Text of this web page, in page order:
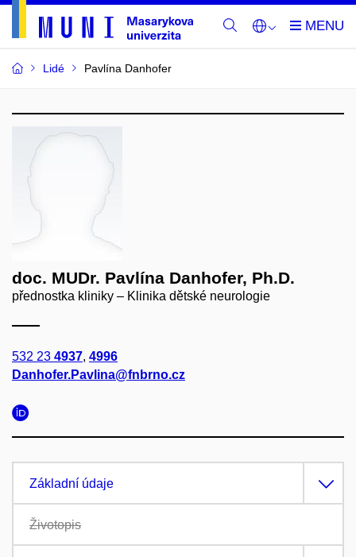
Lidé Pavlína Danhofer
doc. MUDr. Pavlína Danhofer, Ph.D.
přednostka kliniky – Klinika dětské neurologie
532 23 4937, 4996
Danhofer.Pavlina@fnbrno.cz
Základní údaje
Životopis